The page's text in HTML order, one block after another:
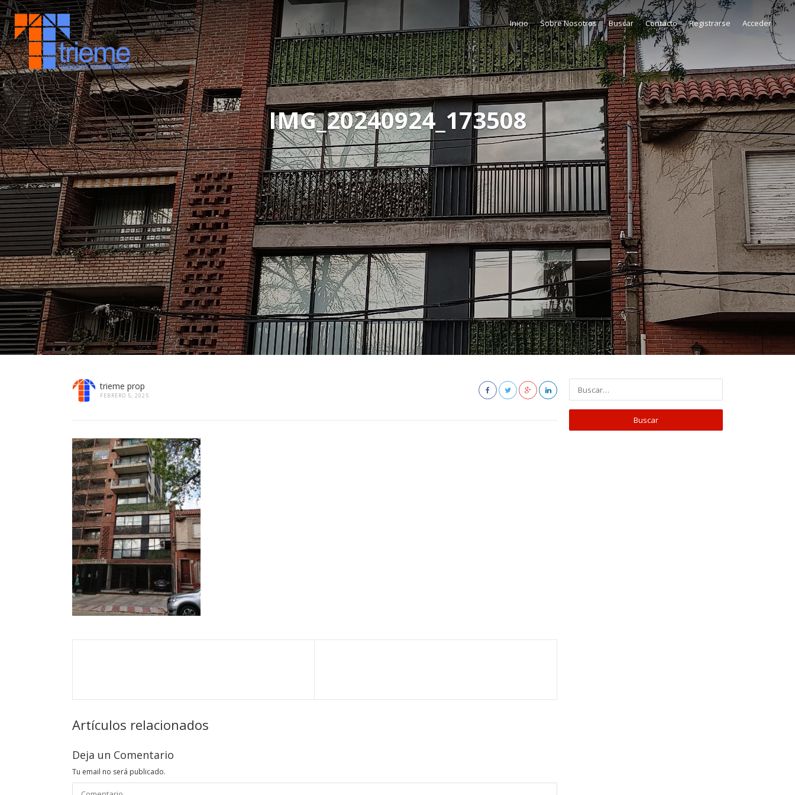
IMG_20240924_173508
Registrarse Acceder
Inicio Sobre Nosotros Buscar Contacto
trieme prop
FEBRERO 5, 2025
Artículos relacionados
Deja un Comentario
Tu email no será publicado.